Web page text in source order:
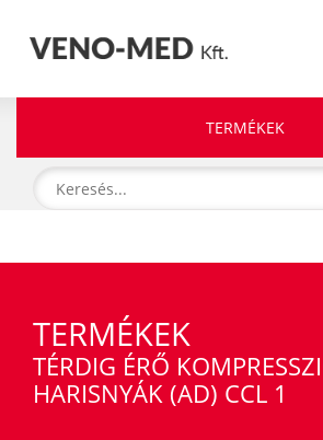
TERMÉKEK
TERMÉKEK
TÉRDIG ÉRŐ
HARISNYÁK (AD) CCL 1